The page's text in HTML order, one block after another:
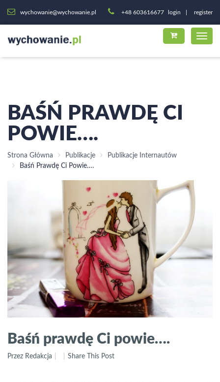
wychowanie@wychowanie.pl +48 603616677 login register
BAŚŃ PRAWDĘ CI
POWIE….
Strona Główna Publikacje
Publikacje Internautów
Baśń Prawdę Ci Powie….
Baśń prawdę Ci powie….
Przez Redakcja Share This Post